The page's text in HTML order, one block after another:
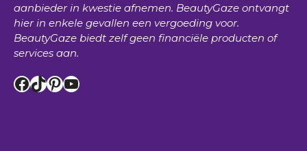
aanbieder in kwestie afnemen. BeautyGaze ontvangt
hier in enkele gevallen een vergoeding voor.
BeautyGaze biedt zelf geen financiële producten of
services aan.
Facebook
TikTok
Pinterest
YouTube